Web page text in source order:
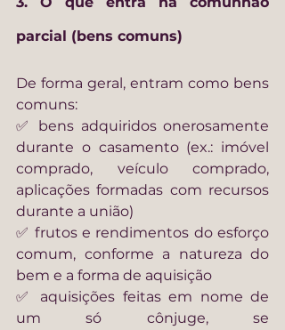
parcial (bens comuns)
De forma geral, entram como bens
comuns:
✅ bens adquiridos onerosamente
durante o casamento (ex.: imóvel
comprado, veículo comprado,
aplicações formadas com recursos
durante a união)
✅ frutos e rendimentos do esforço
comum, conforme a natureza do
bem e a forma de aquisição
✅ aquisições feitas em nome de
um só cônjuge, se